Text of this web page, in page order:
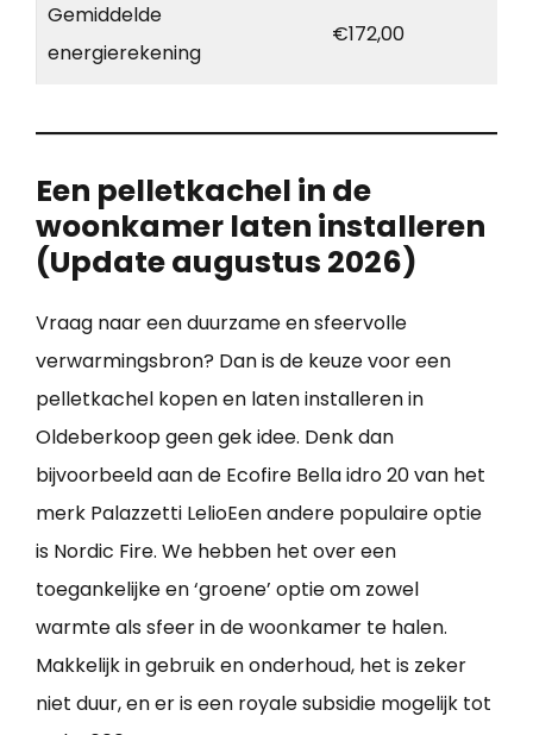
Gemiddelde
energierekening
€172,00
Een pelletkachel in de
woonkamer laten installeren
(Update augustus 2026)
Vraag naar een duurzame en sfeervolle
verwarmingsbron? Dan is de keuze voor een
pelletkachel kopen en laten installeren in
Oldeberkoop geen gek idee. Denk dan
bijvoorbeeld aan de Ecofire Bella idro 20 van het
merk Palazzetti LelioEen andere populaire optie
is Nordic Fire. We hebben het over een
toegankelijke en ‘groene’ optie om zowel
warmte als sfeer in de woonkamer te halen.
Makkelijk in gebruik en onderhoud, het is zeker
niet duur, en er is een royale subsidie mogelijk tot